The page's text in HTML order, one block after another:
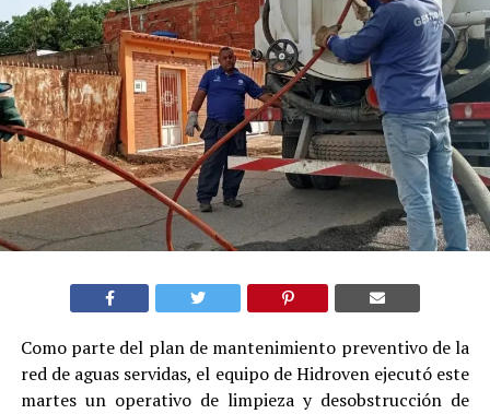
Como parte del plan de mantenimiento preventivo de la
red de aguas servidas, el equipo de Hidroven ejecutó este
martes un operativo de limpieza y desobstrucción de